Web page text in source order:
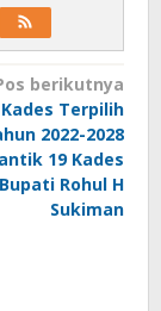
berikutnya
Terpilih
2022-2028
19 Kades
Rohul H
Sukiman